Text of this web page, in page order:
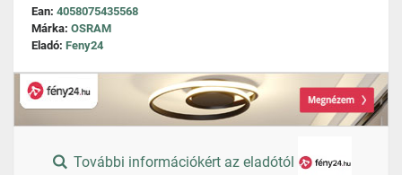
Ean: 4058075435568
Márka: OSRAM
Eladó: Feny24
További információkért az eladótól